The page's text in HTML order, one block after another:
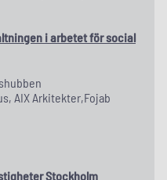
i arbetet för social
AIX Arkitekter,Fojab
Stockholm